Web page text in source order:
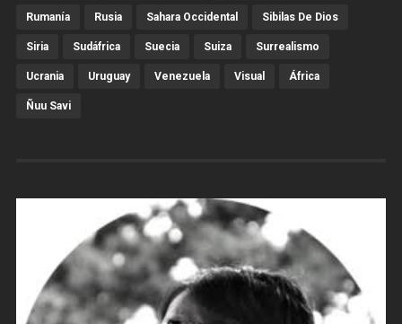
Rumanía Rusia Sahara Occidental Sibilas De Dios
Siria Sudáfrica Suecia Suiza Surrealismo
Ucrania Uruguay Venezuela Visual África
Ñuu Savi